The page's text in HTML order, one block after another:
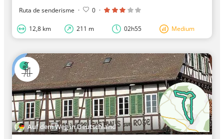
Ruta de senderisme · 0 ·
12,8 km 211 m 02h55 Medium
Auf dem Weg in Deutschland